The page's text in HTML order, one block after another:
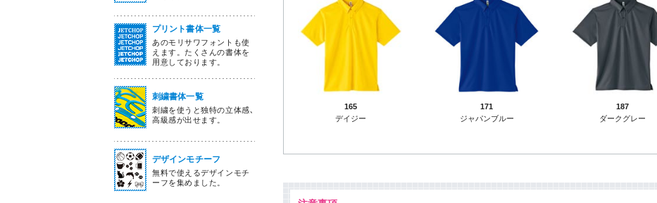
プリント書体一覧
あのモリサワフォントも使
えます。たくさんの書体を
用意しております。
刺繍書体一覧
刺繍を使うと独特の立体感､
高級感が出せます。
デザインモチーフ
無料で使えるデザインモチ
ーフを集めました。
165
デイジー
171
ジャパンブルー
187
ダークグレー